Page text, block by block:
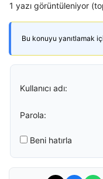
1 yazı görüntüleniyor
Bu konuyu yanıtlamak
Kullanıcı adı:
Parola:
Beni hatırla